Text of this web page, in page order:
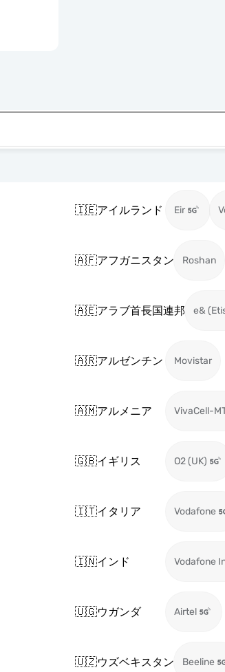
🇮🇪アイルランド Eir
🇦🇫アフガニスタン Roshan
🇦🇪アラブ首長国連邦 e&
🇦🇷アルゼンチン Movistar
🇦🇲アルメニア VivaCell-
🇬🇧イギリス O2 (UK)
🇮🇹イタリア Vodafone
🇮🇳インド Vodafone
🇺🇬ウガンダ Airtel
🇺🇿ウズベキスタン Beeline